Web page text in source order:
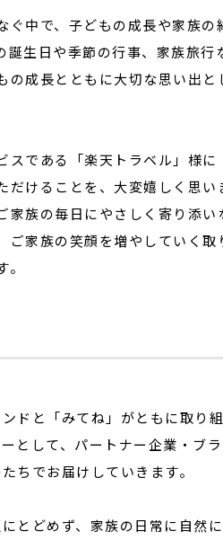
中で、子どもの成長や家族の
生日や季節の行事、家族旅行
成長とともに大切な思い出と
である「楽天トラベル」様に
けることを、大変嬉しく思い
家族の毎日にやさしく寄り添い
家族の笑顔を増やしていく取
ドと「みてね」がともに取り
として、パートナー企業・ブ
ちでお届けしていきます。
とどめず、家族の日常に自然